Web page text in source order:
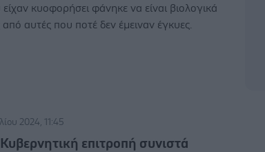
είχαν κυοφορήσει φάνηκε να είναι βιολογικά
αυτές που ποτέ δεν έμειναν έγκυες.
2024, 11:45
επιτροπή συνιστά